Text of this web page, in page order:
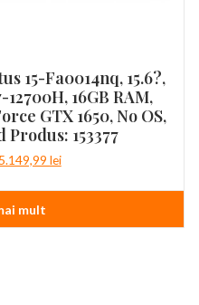
15-Fa0014nq, 15.6?,
16GB RAM,
GTX 1650, No OS,
153377
Prețul
lei.
5.149,99 leiPrețul
este:
mult